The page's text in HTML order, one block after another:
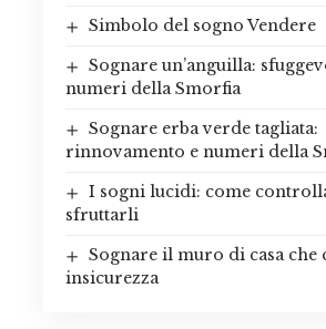
Simbolo del sogno Vendere
Sognare un’anguilla:
numeri della Smorfia
Sognare erba verde tagliata:
rinnovamento e numeri della
I sogni lucidi: come
sfruttarli
Sognare il muro di casa che
insicurezza